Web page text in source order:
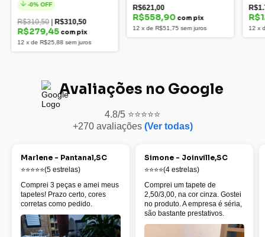
-0% OFF
R$310,50 R$310,50
R$279,45com pix
12 xde R$25,88 sem juros
R$621,00
R$558,90 com pix
12 xde R$51,75 sem juros 12 x
Avaliações no Google
4.8/5 ⭐⭐⭐⭐⭐
+270 avaliações (Ver todas)
Marlene - Pantanal,SC
⭐⭐⭐⭐⭐(5 estrelas)
Comprei 3 peças e amei meus
tapetes! Prazo certo, cores
corretas como pedido.
Simone - Joinville,SC
⭐⭐⭐⭐(4 estrelas)
Comprei um tapete de
2,50/3,00, na cor cinza. Gostei
no produto. A empresa é séria,
são bastante prestativos.